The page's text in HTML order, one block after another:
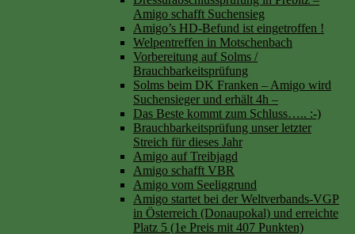
Amigo schafft Suchensieg
Amigo’s HD-Befund ist eingetroffen !
Welpentreffen in Motschenbach
Vorbereitung auf Solms /
Brauchbarkeitsprüfung
Solms beim DK Franken – Amigo wird
Suchensieger und erhält 4h –
Das Beste kommt zum Schluss….. :-)
Brauchbarkeitsprüfung unser letzter
Streich für dieses Jahr
Amigo auf Treibjagd
Amigo schafft VBR
Amigo vom Seeliggrund
Amigo startet bei der Weltverbands-VGP
in Österreich (Donaupokal) und erreichte
Platz 5 (1e Preis mit 407 Punkten)